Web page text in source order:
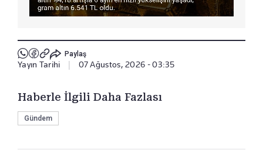
Paylaş
Yayın Tarihi 07 Ağustos, 2026 - 03:35
Haberle İlgili Daha Fazlası
Gündem